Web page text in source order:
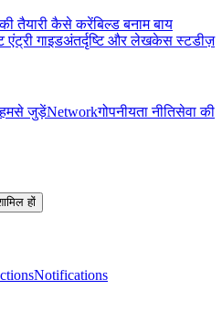
तैयारी कैसे करेंबिल्ड बनाम बाय
एंट्री गाइडअंतर्दृष्टि और लेखकेस स्टडीज़
हमसे जुड़ेंNetworkगोपनीयता नीतिसेवा की
हों
Notifications